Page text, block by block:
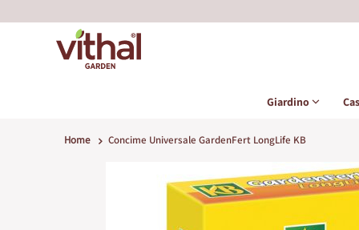
Giardino
Home Concime Universale GardenFert LongLife KB